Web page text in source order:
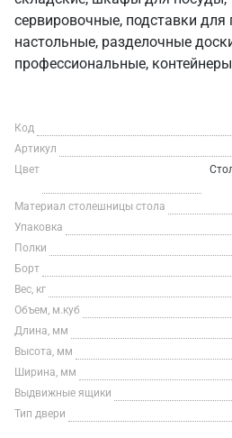
сервировочные, подставки для
настольные, разделочные
профессиональные,
Код
Артикул
Цвет
Материал столешницы стола
Упаковка
Полки
Борт
Вес, кг
Объем, м.куб
Длина, мм
Высота, мм
Ширина, мм
Выдвижные ящики
Тип двери